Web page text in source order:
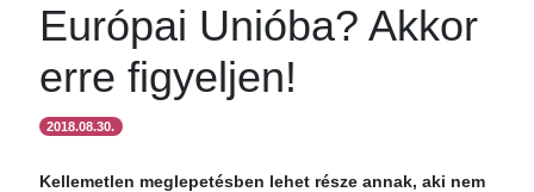
Európai Unióba? Akkor
erre figyeljen!
2018.08.30.
Kellemetlen meglepetésben lehet része annak, aki nem